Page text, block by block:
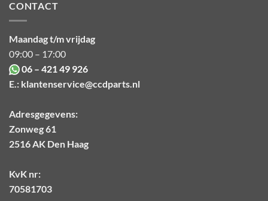
CONTACT
Maandag t/m vrijdag
09:00 – 17:00
06 – 421 49 926
E.: klantenservice@ccdparts.nl
Adresgegevens:
Zonweg 61
2516 AK Den Haag
KvK nr:
70581703